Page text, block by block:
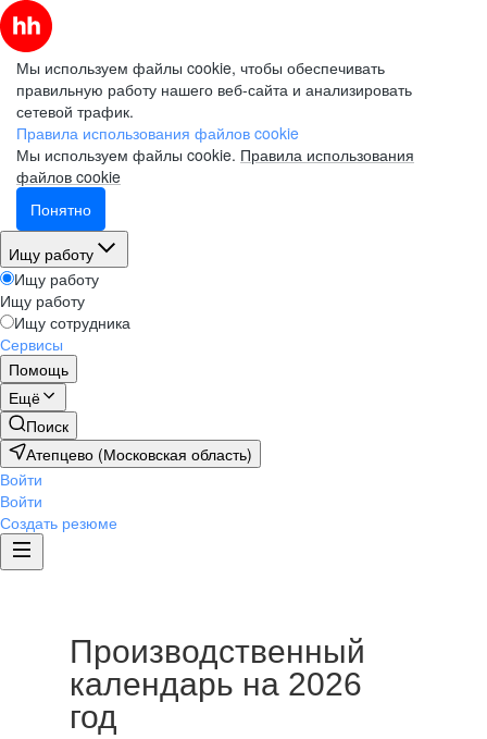
Мы используем файлы cookie, чтобы обеспечивать
правильную работу нашего веб-сайта и анализировать
сетевой трафик.
Правила использования файлов cookie
Мы используем файлы cookie. Правила использования
файлов cookie
Понятно
Ищу работу
Ищу работу
Ищу работу
Ищу сотрудника
Сервисы
Помощь
Ещё
Поиск
Атепцево (Московская область)
Войти
Войти
Создать резюме
Производственный
календарь на 2026
год